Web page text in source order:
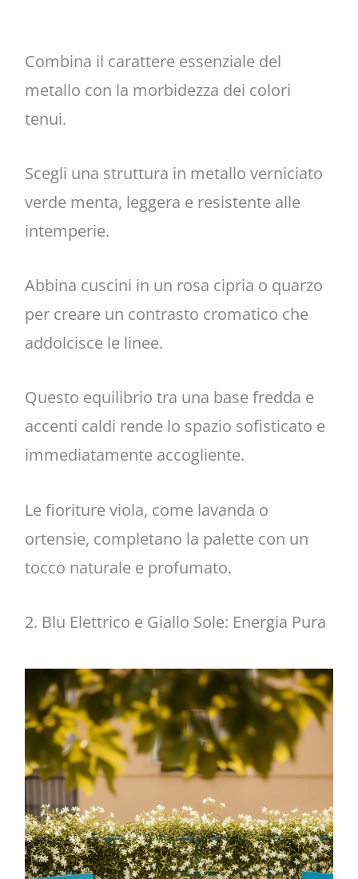
Combina il carattere essenziale del
metallo con la morbidezza dei colori
tenui.
Scegli una struttura in metallo verniciato
verde menta, leggera e resistente alle
intemperie.
Abbina cuscini in un rosa cipria o quarzo
per creare un contrasto cromatico che
addolcisce le linee.
Questo equilibrio tra una base fredda e
accenti caldi rende lo spazio sofisticato e
immediatamente accogliente.
Le fioriture viola, come lavanda o
ortensie, completano la palette con un
tocco naturale e profumato.
2. Blu Elettrico e Giallo Sole: Energia Pura